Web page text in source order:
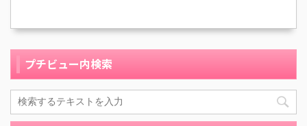
プチビュー内検索